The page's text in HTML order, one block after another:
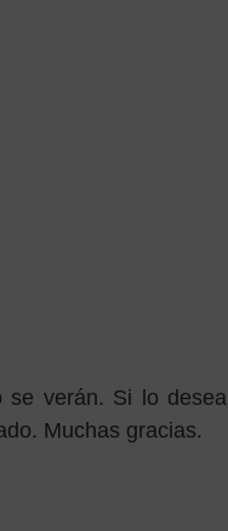
se verán. Si lo desea
Muchas gracias.